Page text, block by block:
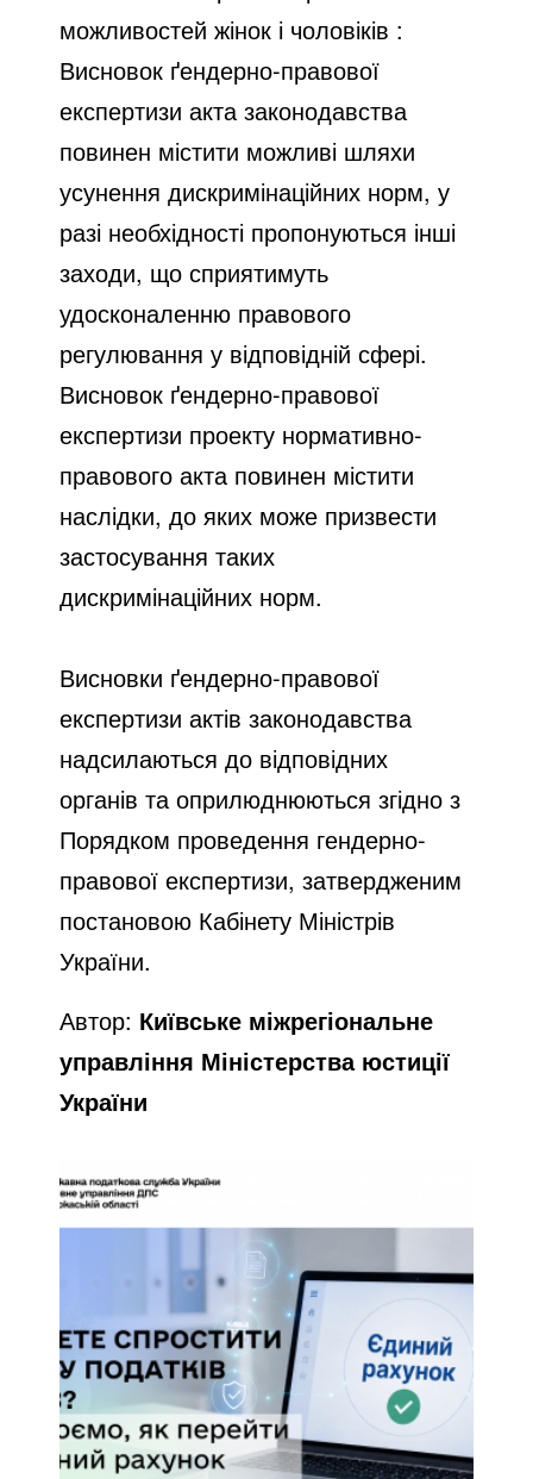
можливостей жінок і чоловіків :
Висновок ґендерно-правової
експертизи акта законодавства
повинен містити можливі шляхи
усунення дискримінаційних норм, у
разі необхідності пропонуються інші
заходи, що сприятимуть
удосконаленню правового
регулювання у відповідній сфері.
Висновок ґендерно-правової
експертизи проекту нормативно-
правового акта повинен містити
наслідки, до яких може призвести
застосування таких
дискримінаційних норм.
Висновки ґендерно-правової
експертизи актів законодавства
надсилаються до відповідних
органів та оприлюднюються згідно з
Порядком проведення гендерно-
правової експертизи, затвердженим
постановою Кабінету Міністрів
України.
Автор: Київське міжрегіональне
управління Міністерства юстиції
України